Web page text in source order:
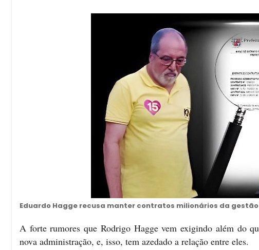
Eduardo Hagge recusa manter contratos milionários da gestão
A forte rumores que Rodrigo Hagge vem exigindo além do
nova administração, e, isso, tem azedado a relação entre eles.